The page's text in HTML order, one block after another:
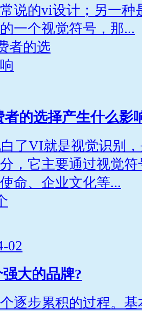
说的vi设计；另一种
一个视觉符号，那...
的选择产生什么影
了VI就是视觉识别
，它主要通过视觉
命、企业文化等...
02
大的品牌?
逐步累积的过程。